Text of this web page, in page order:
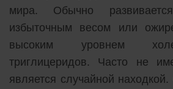
мира. Обычно
избыточным весом или
высоким уровнем
триглицеридов. Часто не
является случайной